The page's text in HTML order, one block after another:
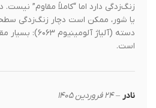
زنگ‌زدگی دارد اما “کاملاً مقاوم” نیست.
یا شور، ممکن است دچار زنگ‌زدگی سطحی
دسته (آلیاژ آلومینیوم
است.
– ۲۴ فروردین ۱۴۰۵